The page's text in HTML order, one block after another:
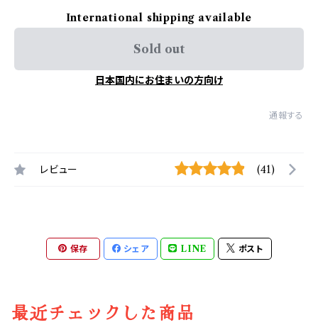
International shipping available
Sold out
日本国内にお住まいの方向け
通報する
レビュー (41)
保存 シェア LINE ポスト
最近チェックした商品